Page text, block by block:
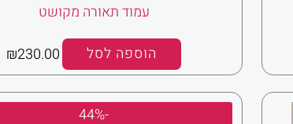
עמוד תאורה מקושט
הוספה לסל
₪230.00
-44%